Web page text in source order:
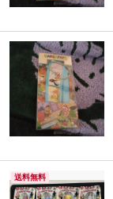
送料無料